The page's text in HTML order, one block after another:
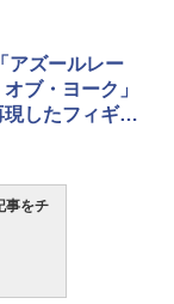
製 塗
アズールレー
ブ・ヨーク」
したフィギュ
事をチ